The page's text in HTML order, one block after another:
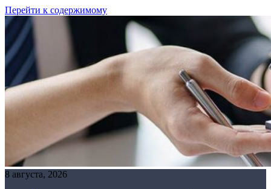
Перейти к содержимому
8 августа, 2026